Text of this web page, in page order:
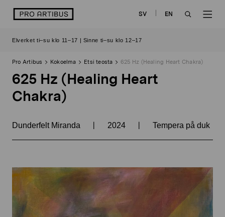
sisältöön
logo SV
EN
Elverket ti–su klo 11–17 | Sinne ti–su klo 12–17
Pro Artibus Kokoelma Etsi teosta 625 Hz (Healing Heart Chakra)
625 Hz (Healing Heart
Chakra)
Dunderfelt Miranda | 2024 | Tempera på duk